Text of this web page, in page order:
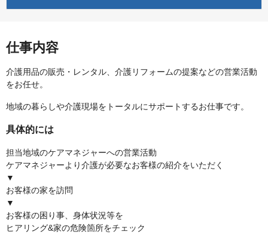
仕事内容
介護用品の販売・レンタル、介護リフォームの提案などの営業活動
をお任せ。
地域の暮らしや介護現場をトータルにサポートするお仕事です。
具体的には
担当地域のケアマネジャーへの営業活動
ケアマネジャーより介護が必要なお客様の紹介をいただく
▼
お客様の家を訪問
▼
お客様の困り事、身体状況等を
ヒアリング&家の危険箇所をチェック